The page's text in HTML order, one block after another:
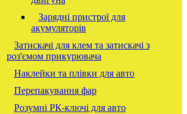
Зарядні пристрої для
акумуляторів
Затискачі для клем та затискачі з
роз'ємом прикурювача
Наклейки та плівки для авто
Перепакування фар
Розумні РК-ключі для авто